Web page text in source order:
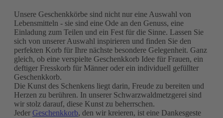
Unsere Geschenkkörbe sind nicht nur eine Auswahl von
Lebensmitteln - sie sind eine Ode an den Genuss, eine
Einladung zum Teilen und ein Fest für die Sinne. Lassen Sie
sich von unserer Auswahl inspirieren und finden Sie den
perfekten Korb für Ihre nächste besondere Gelegenheit. Ganz
gleich, ob eine verspielte Geschenkkorb Idee für Frauen, ein
deftiger Fresskorb für Männer oder ein individuell gefüllter
Geschenkkorb.
Die Kunst des Schenkens liegt darin, Freude zu bereiten und
Herzen zu berühren. In unserer Schwarzwaldmetzgerei sind
wir stolz darauf, diese Kunst zu beherrschen.
Jeder Geschenkkorb, den wir kreieren, ist eine Dankesgeste